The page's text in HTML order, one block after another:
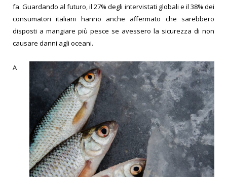
fa. Guardando al futuro, il 27% degli intervistati globali e il 38% dei
consumatori italiani hanno anche affermato che sarebbero
disposti a mangiare più pesce se avessero la sicurezza di non
causare danni agli oceani.
A